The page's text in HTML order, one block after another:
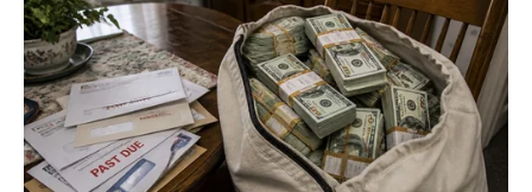
See The Incredible Physical Transformations Of
These Stars
BRAINBERRIES